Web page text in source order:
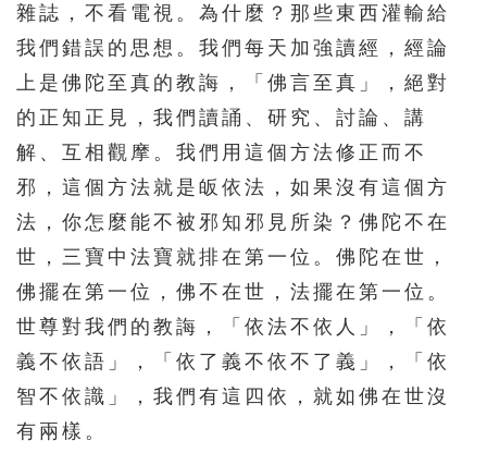
雜誌，不看電視。為什麼？那些東西灌輸給
我們錯誤的思想。我們每天加強讀經，經論
上是佛陀至真的教誨，「佛言至真」，絕對
的正知正見，我們讀誦、研究、討論、講
解、互相觀摩。我們用這個方法修正而不
邪，這個方法就是皈依法，如果沒有這個方
法，你怎麼能不被邪知邪見所染？佛陀不在
世，三寶中法寶就排在第一位。佛陀在世，
佛擺在第一位，佛不在世，法擺在第一位。
世尊對我們的教誨，「依法不依人」，「依
義不依語」，「依了義不依不了義」，「依
智不依識」，我們有這四依，就如佛在世沒
有兩樣。